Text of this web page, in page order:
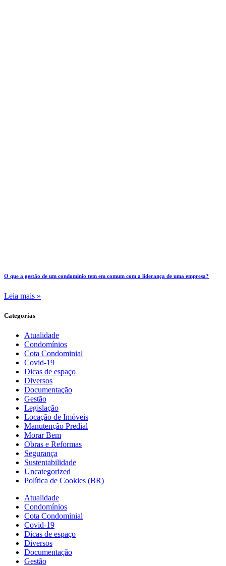
O que a gestão de um condomínio tem em comum com a liderança de uma empresa?
Leia mais »
Categorias
Atualidade
Condomínios
Cota Condominial
Covid-19
Dicas de espaço
Diversos
Documentação
Gestão
Legislação
Locação de Imóveis
Manutenção Predial
Morar Bem
Obras e Reformas
Segurança
Sustentabilidade
Uncategorized
Política de Cookies (BR)
Atualidade
Condomínios
Cota Condominial
Covid-19
Dicas de espaço
Diversos
Documentação
Gestão